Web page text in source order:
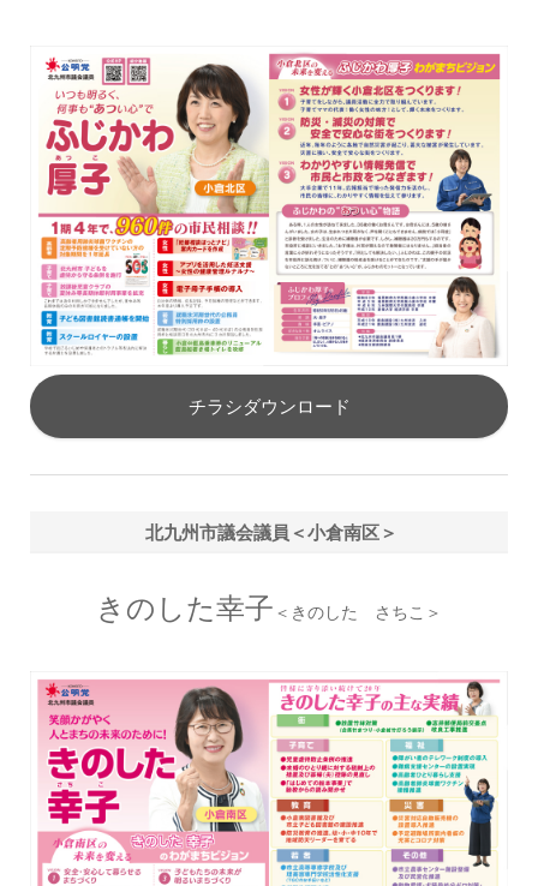
チラシダウンロード
北九州市議会議員＜小倉南区＞
きのした幸子 ＜きのした さちこ＞